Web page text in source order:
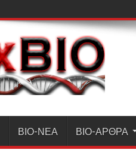
ΒΙΟ-ΝΈΑ ΒΙΟ-ΆΡΘΡΑ